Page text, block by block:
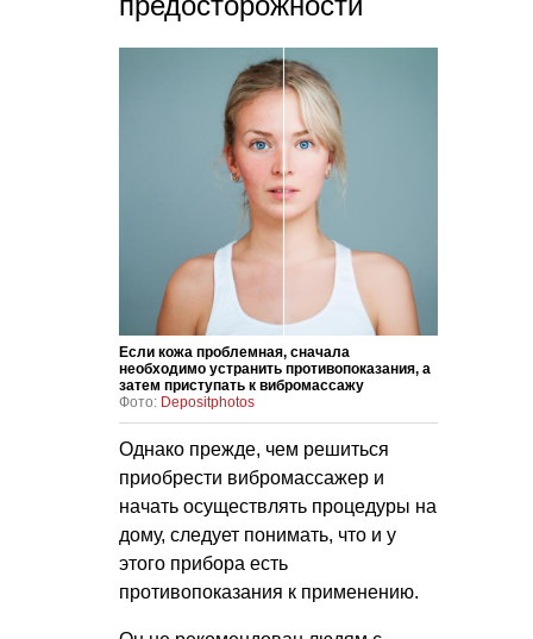
Если кожа проблемная, сначала
необходимо устранить противопоказания, а
затем приступать к вибромассажу
Фото: Depositphotos
Однако прежде, чем решиться
приобрести вибромассажер и
начать осуществлять процедуры на
дому, следует понимать, что и у
этого прибора есть
противопоказания к применению.